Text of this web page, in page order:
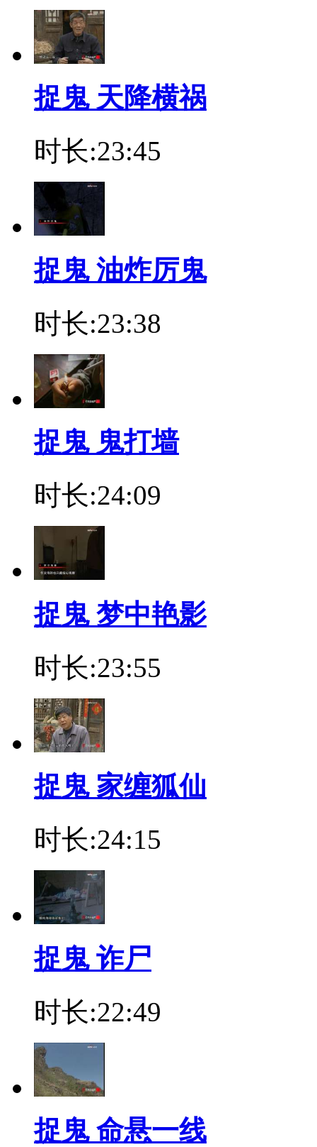
捉鬼 天降横祸
时长:23:45
捉鬼 油炸厉鬼
时长:23:38
捉鬼 鬼打墙
时长:24:09
捉鬼 梦中艳影
时长:23:55
捉鬼 家缠狐仙
时长:24:15
捉鬼 诈尸
时长:22:49
捉鬼 命悬一线